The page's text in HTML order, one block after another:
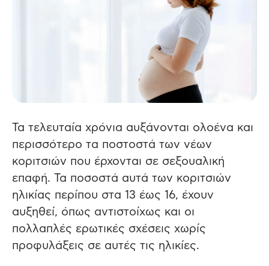
Τα τελευταία χρόνια αυξάνονται ολοένα και
περισσότερο τα ποστοστά των νέων
κοριτσιών που έρχονται σε σεξουαλική
επαφή. Τα ποσοστά αυτά των κοριτσιών
ηλικίας περίπου στα 13 έως 16, έχουν
αυξηθεί, όπως αντιστοίχως και οι
πολλαπλές ερωτικές σχέσεις χωρίς
προφυλάξεις σε αυτές τις ηλικίες.